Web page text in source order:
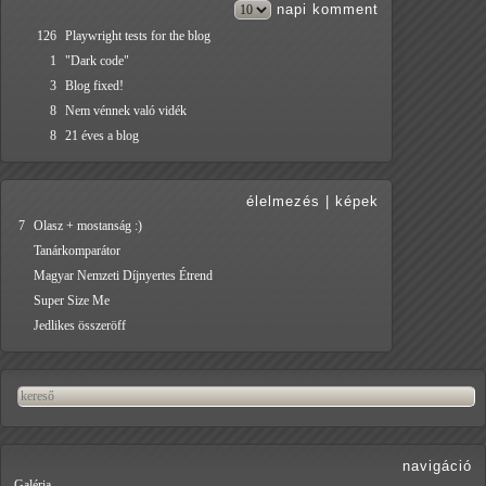
napi komment
126 Playwright tests for the blog
1
"Dark code"
3 Blog fixed!
8 Nem vénnek való vidék
8 21 éves a blog
élelmezés képek
7 Olasz + mostanság :)
Tanárkomparátor
Magyar Nemzeti Díjnyertes Étrend
Super Size Me
Jedlikes összeröff
navigáció